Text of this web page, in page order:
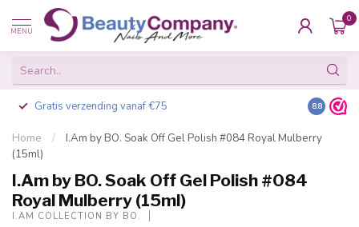
MENU
0
Gratis verzending vanaf €75 Besteld
8.8
Home /
I.Am by BO. Soak Off Gel Polish #084 Royal Mulberry
(15ml)
I.Am by BO. Soak Off Gel Polish #084
Royal Mulberry (15ml)
I.AM COLLECTION BY BO.